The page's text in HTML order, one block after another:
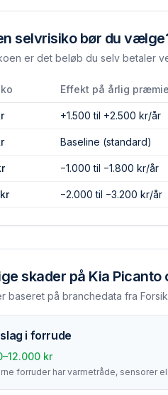
selvrisiko bør du
er det beløb du selv betaler
Effekt på årlig præmie
+1.500 til +2.500 kr/år
Baseline (standard)
−1.000 til −1.800 kr/år
kr −2.000 til −3.200 kr/år
skader på Kia Picanto
baseret på branchedata fra
i forrude
kr
forruder har varmetråde, sensorer